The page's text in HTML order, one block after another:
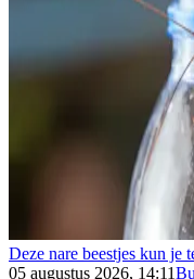
Deze nare beestjes kun je
05 augustus 2026, 14:11